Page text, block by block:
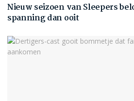
Nieuw seizoen van Sleepers
spanning dan ooit